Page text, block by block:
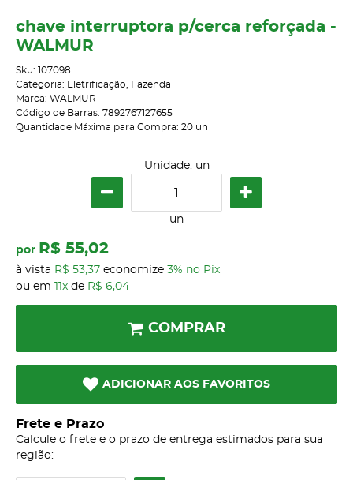
chave interruptora p/cerca reforçada -
WALMUR
Sku: 107098
Categoria: Eletrificação
Fazenda
Marca: WALMUR
Código de Barras: 7892767127655
Quantidade Máxima para Compra: 20 un
Unidade: un
un
por R$ 55,02
à vista R$ 53,37 economize 3% no Pix
ou em
11x de R$ 6,04
COMPRAR
ADICIONAR AOS FAVORITOS
Frete e Prazo
Calcule o frete e o prazo de entrega estimados para sua
região: